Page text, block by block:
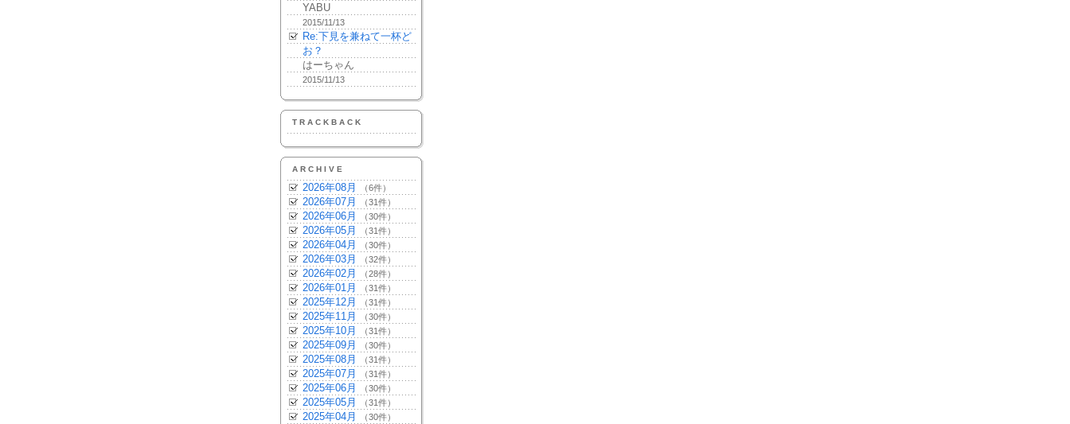
YABU
2015/11/13
Re:下見を兼ねて一杯ど
お？
はーちゃん
2015/11/13
TRACKBACK
ARCHIVE
2026年08月 （6件）
2026年07月 （31件）
2026年06月 （30件）
2026年05月 （31件）
2026年04月 （30件）
2026年03月 （32件）
2026年02月 （28件）
2026年01月 （31件）
2025年12月 （31件）
2025年11月 （30件）
2025年10月 （31件）
2025年09月 （30件）
2025年08月 （31件）
2025年07月 （31件）
2025年06月 （30件）
2025年05月 （31件）
2025年04月 （30件）